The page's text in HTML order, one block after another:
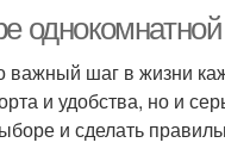
шаг в жизни
и удобства, но и
и сделать